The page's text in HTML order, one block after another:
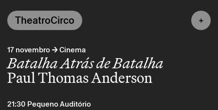
17 novembro→Cinema
Batalha Atrás de Batalha
Paul Thomas Anderson
21:30 Pequeno Auditório
TheatroCirco